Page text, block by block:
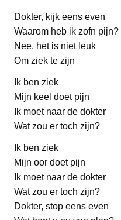
Dokter, kijk eens even
Waarom heb ik zofn pijn?
Nee, het is niet leuk
Om ziek te zijn
Ik ben ziek
Mijn keel doet pijn
Ik moet naar de dokter
Wat zou er toch zijn?
Ik ben ziek
Mijn oor doet pijn
Ik moet naar de dokter
Wat zou er toch zijn?
Dokter, stop eens even